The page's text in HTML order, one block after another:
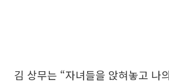
김 상무는 “자녀들을 앉혀놓고 나